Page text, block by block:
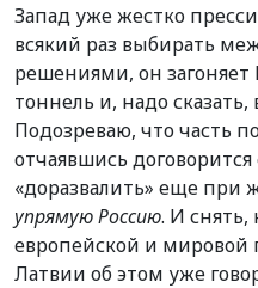
Запад уже жестко
всякий раз выбирать
решениями, он загоняет
тоннель и, надо
Подозреваю, что часть
отчаявшись
«доразвалить» еще при
упрямую Россию. И снять,
европейской и мировой
Латвии об этом уже